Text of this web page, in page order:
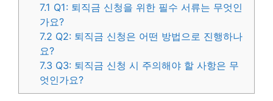
7.1 Q1: 퇴직금 신청을 위한 필수 서류는 무엇인
가요?
7.2 Q2: 퇴직금 신청은 어떤 방법으로 진행하나
요?
7.3 Q3: 퇴직금 신청 시 주의해야 할 사항은 무
엇인가요?